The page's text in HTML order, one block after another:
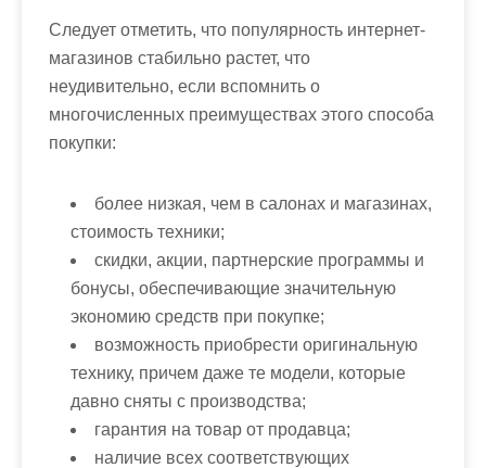
Следует отметить, что популярность интернет-
магазинов стабильно растет, что
неудивительно, если вспомнить о
многочисленных преимуществах этого способа
покупки:
более низкая, чем в салонах и магазинах,
стоимость техники;
скидки, акции, партнерские программы и
бонусы, обеспечивающие значительную
экономию средств при покупке;
возможность приобрести оригинальную
технику, причем даже те модели, которые
давно сняты с производства;
гарантия на товар от продавца;
наличие всех соответствующих